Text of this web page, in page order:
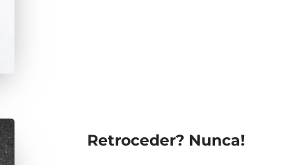
Retroceder? Nunca!